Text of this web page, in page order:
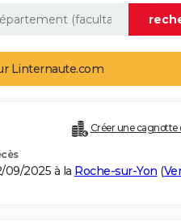
Linternaute.com
Créer une cagnotte
09/2025 à la Roche-sur-Yon (